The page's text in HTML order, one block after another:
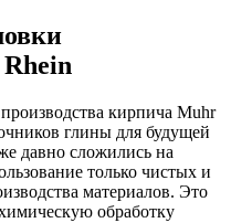
кирпича Muhr
глины для будущей
давно сложились на
только чистых и
материалов. Это
обработку